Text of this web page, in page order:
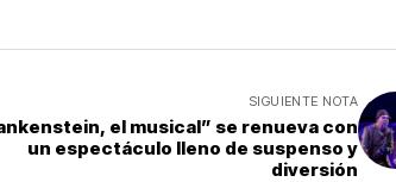
SIGUIENTE NOTA
el musical” se renueva con
un espectáculo lleno de suspenso y
diversión